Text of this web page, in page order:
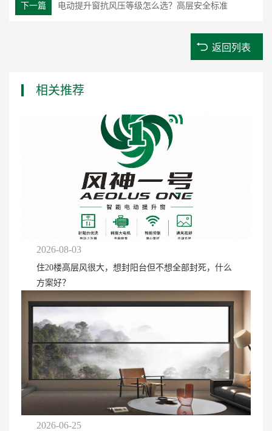
下一篇 电动提升窗抗风压等级怎么选？高层安全标准
返回列表
相关推荐
2026-08-03
住20楼高层风很大，想封阳台但不想全部封死，什么
方案好？
2026-06-25